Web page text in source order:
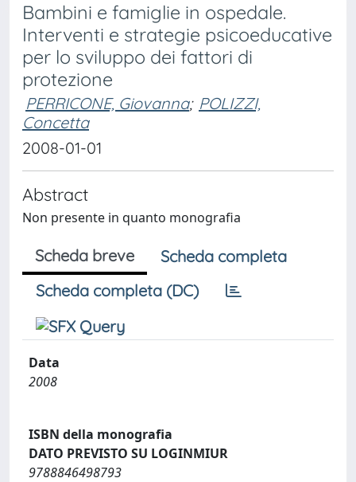
Bambini e famiglie in ospedale.
Interventi e strategie psicoeducative
per lo sviluppo dei fattori di
protezione
PERRICONE, Giovanna; POLIZZI,
Concetta
2008-01-01
Abstract
Non presente in quanto monografia
Scheda breve
Scheda completa
Scheda completa (DC)
Data
2008
ISBN della monografia
DATO PREVISTO SU LOGINMIUR
9788846498793